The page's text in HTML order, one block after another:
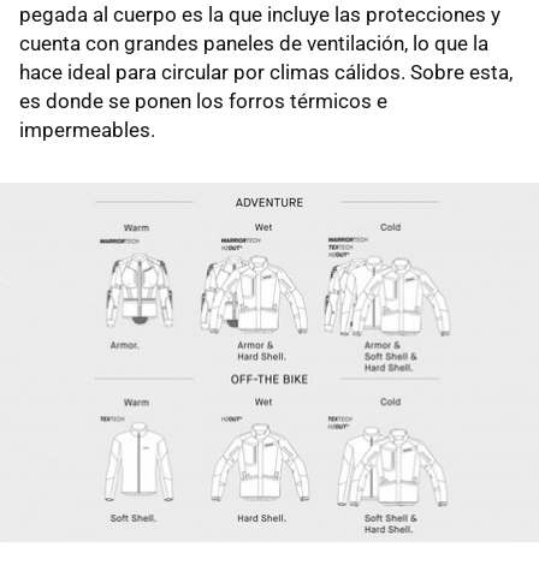
pegada al cuerpo es la que incluye las protecciones y
cuenta con grandes paneles de ventilación, lo que la
hace ideal para circular por climas cálidos. Sobre esta,
es donde se ponen los forros térmicos e
impermeables.